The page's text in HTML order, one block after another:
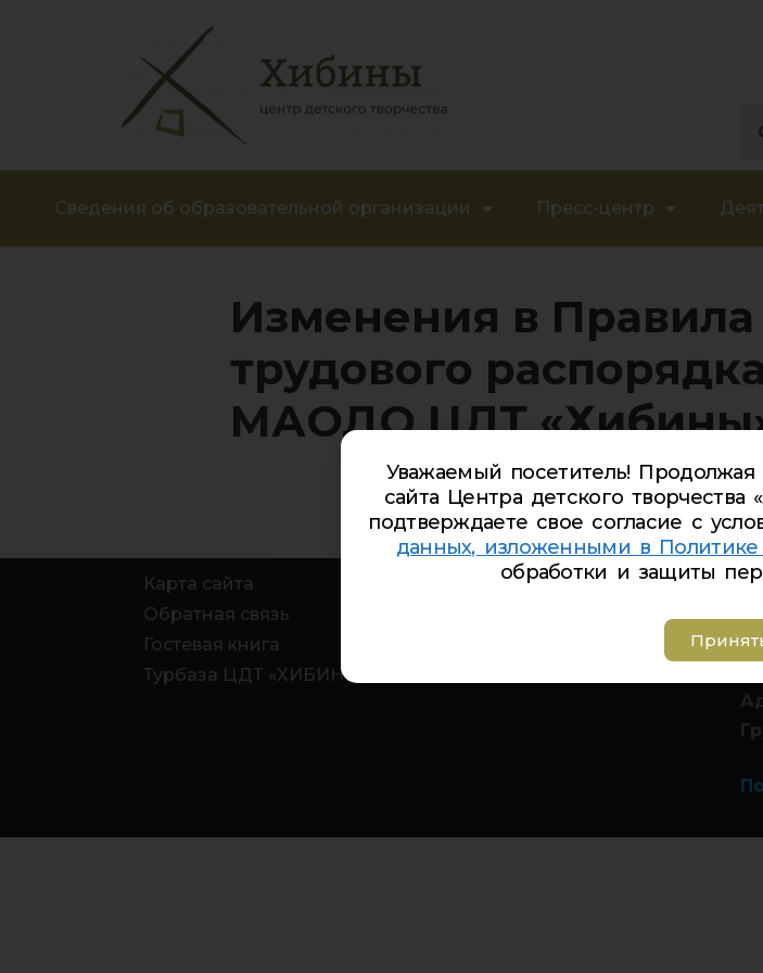
Сведения об образовательной организации Пресс-центр
Изменения в Правила
трудового
МАОДО ЦДТ
Карта сайта
Обратная связь
Гостевая книга
Турбаза ЦДТ «ХИБИНЫ»
Уважаемый посетитель! Продолжая
сайта Центра детского
подтверждаете свое согласие с
данных, изложенными в
обработки и защиты